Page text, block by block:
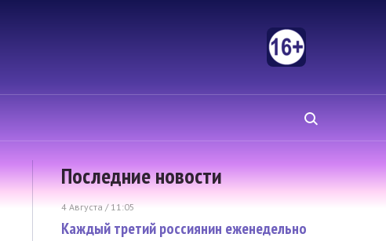
Последние новости
4 Августа / 11:05
Каждый третий россиянин еженедельно